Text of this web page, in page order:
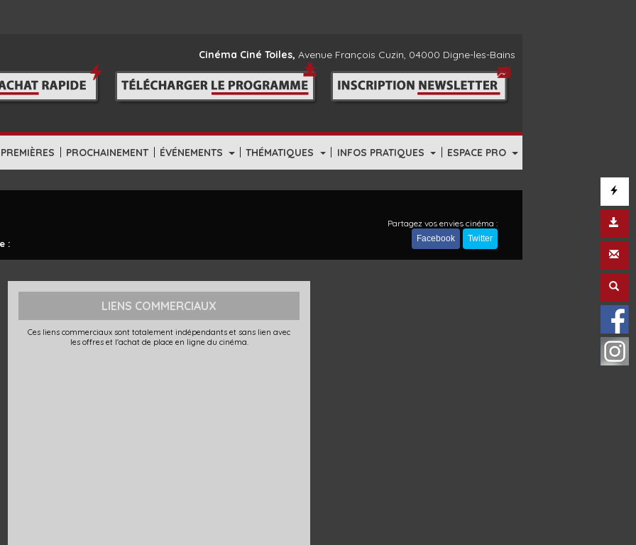
| PROCHAINEMENT | ÉVÉNEMENTS | THÉMATIQUES | INFOS PRATIQUES | ESPACE PRO
Cinéma Ciné Toiles, Avenue François Cuzin, 04000 Digne-les-Bains
:
Partagez vos envies cinéma :
Facebook Twitter
LIENS COMMERCIAUX
Ces liens commerciaux sont totalement indépendants et sans lien avec
les offres et l'achat de place en ligne du cinéma.